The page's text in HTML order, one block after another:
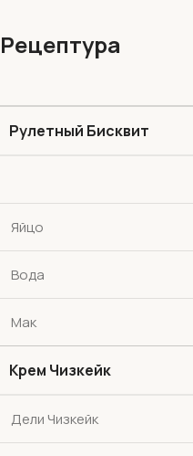
Рецептура
Рулетный Бисквит
Яйцо
Вода
Мак
Крем Чизкейк
Дели Чизкейк